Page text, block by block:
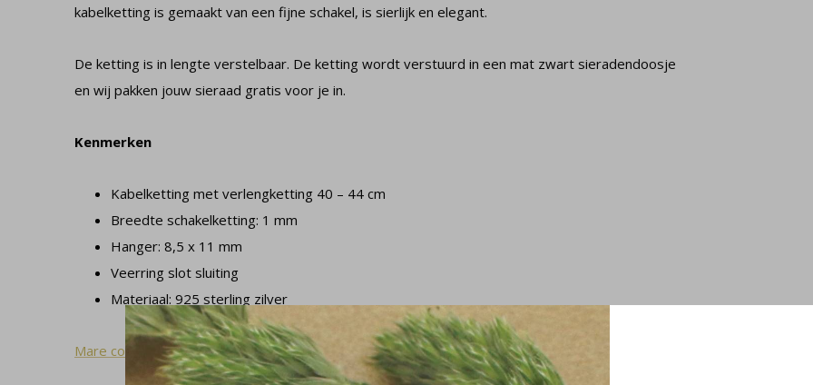
kabelketting is gemaakt van een fijne schakel, is sierlijk en elegant.
De ketting is in lengte verstelbaar. De ketting wordt verstuurd in een mat zwart sieradendoosje
en wij pakken jouw sieraad gratis voor je in.
Kenmerken
Kabelketting met verlengketting 40 – 44 cm
Breedte schakelketting: 1 mm
Hanger: 8,5 x 11 mm
Veerring slot sluiting
Materiaal: 925 sterling zilver
Mare collectie